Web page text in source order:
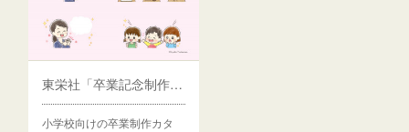
東栄社「卒業記念制作カタログ」
小学校向けの卒業制作カタ